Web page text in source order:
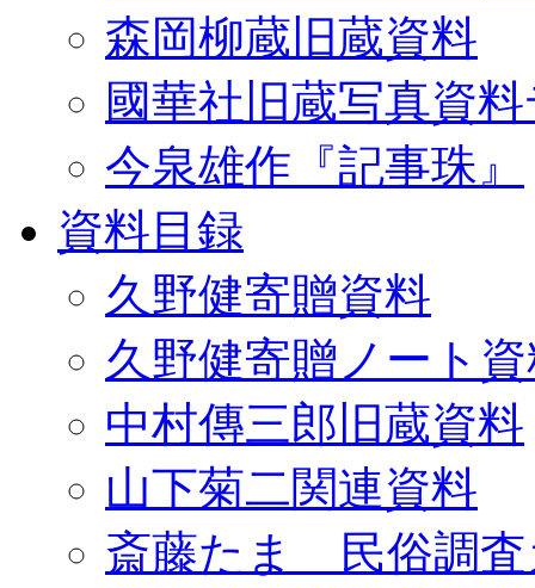
森岡柳蔵旧蔵資料
國華社旧蔵写真資
今泉雄作『記事珠』
資料目録
久野健寄贈資料
久野健寄贈ノート
中村傳三郎旧蔵資料
山下菊二関連資料
斎藤たま 民俗調査